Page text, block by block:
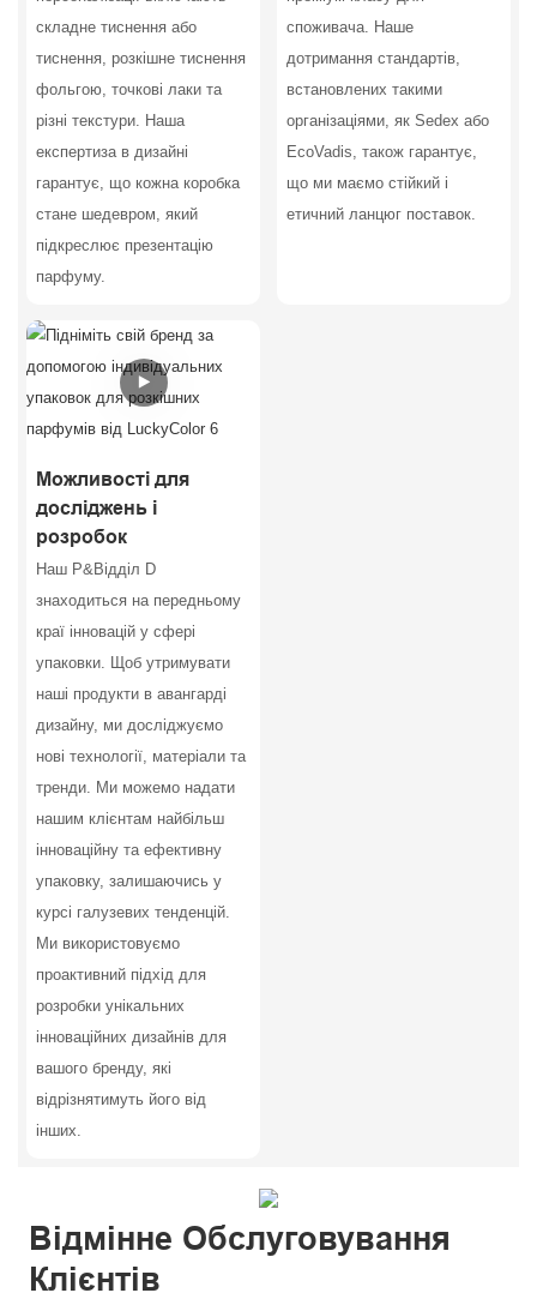
складне тиснення або
тиснення, розкішне тиснення
фольгою, точкові лаки та
різні текстури. Наша
експертиза в дизайні
гарантує, що кожна коробка
стане шедевром, який
підкреслює презентацію
парфуму.
споживача. Наше
дотримання стандартів,
встановлених такими
організаціями, як Sedex або
EcoVadis, також гарантує,
що ми маємо стійкий і
етичний ланцюг поставок.
Можливості для
досліджень і
розробок
Наш Р&Відділ D
знаходиться на передньому
краї інновацій у сфері
упаковки. Щоб утримувати
наші продукти в авангарді
дизайну, ми досліджуємо
нові технології, матеріали та
тренди. Ми можемо надати
нашим клієнтам найбільш
інноваційну та ефективну
упаковку, залишаючись у
курсі галузевих тенденцій.
Ми використовуємо
проактивний підхід для
розробки унікальних
інноваційних дизайнів для
вашого бренду, які
відрізнятимуть його від
інших.
Відмінне Обслуговування
Клієнтів